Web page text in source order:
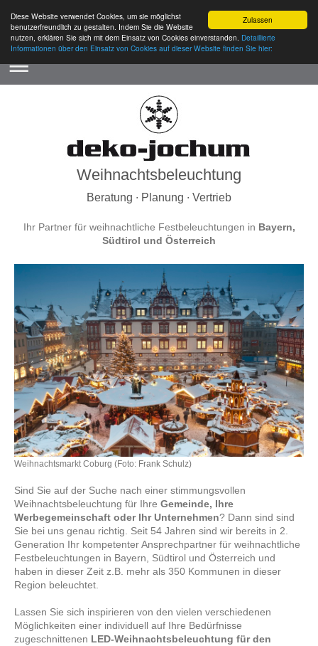
Zulassen
Diese Website verwendet Cookies, um sie möglichst
benutzerfreundlich zu gestalten. Indem Sie die Website
nutzen, erklären Sie sich mit dem Einsatz von Cookies einverstanden. Detaillierte
Informationen über den Einsatz von Cookies auf dieser Website finden Sie hier:
Weihnachtsbeleuchtung
Beratung ∙ Planung ∙ Vertrieb
Ihr Partner für weihnachtliche Festbeleuchtungen in Bayern,
Südtirol und Österreich
Weihnachtsmarkt Coburg (Foto: Frank Schulz)
Sind Sie auf der Suche nach einer stimmungsvollen
Weihnachtsbeleuchtung für Ihre Gemeinde, Ihre
Werbegemeinschaft oder Ihr Unternehmen? Dann sind sind
Sie bei uns genau richtig. Seit 54 Jahren sind wir bereits in 2.
Generation Ihr kompetenter Ansprechpartner für weihnachtliche
Festbeleuchtungen in Bayern, Südtirol und Österreich und
haben in dieser Zeit z.B. mehr als 350 Kommunen in dieser
Region beleuchtet.
Lassen Sie sich inspirieren von den vielen verschiedenen
Möglichkeiten einer individuell auf Ihre Bedürfnisse
zugeschnittenen LED-Weihnachtsbeleuchtung für den